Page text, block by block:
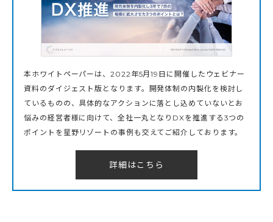
本ホワイトペーパーは、2022年5月19日に開催したウェビナー
資料のダイジェスト版となります。開発体制の内製化を検討し
ているものの、具体的なアクションに落とし込めていないとお
悩みの経営者様に向けて、全社一丸となりDXを推進する3つの
ポイントを星野リゾートの事例も交えてご紹介しております。
詳細はこちら